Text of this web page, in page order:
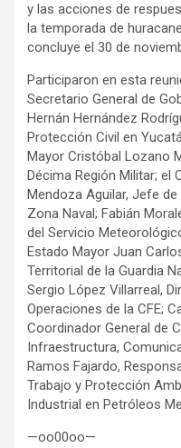
y las acciones de
la temporada de
concluye el 30 de
Participaron en esta
Secretario General de
Hernán Hernández
Protección Civil en
Mayor Cristóbal Lozano
Décima Región Militar; el
Mendoza Aguilar, Jefe
Zona Naval; Fabián
del Servicio
Estado Mayor Juan
Territorial de la Guardia
Sergio López Villarreal,
Operaciones de la CFE;
Coordinador General de
Infraestructura,
Ramos Fajardo,
Trabajo y Protección
Industrial en Petróleos
—oo00oo—